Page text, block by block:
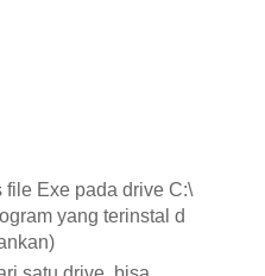
Exe pada drive C:\
yang terinstal d